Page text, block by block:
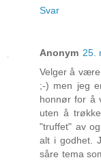
Svar
Anonym 25.
Velger å
;-) men jeg
honnør for å
uten å
"truffet" av
alt i godhet.
såre tema